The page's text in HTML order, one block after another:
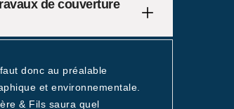
de couverture
donc au préalable
et environnementale.
& Fils saura quel